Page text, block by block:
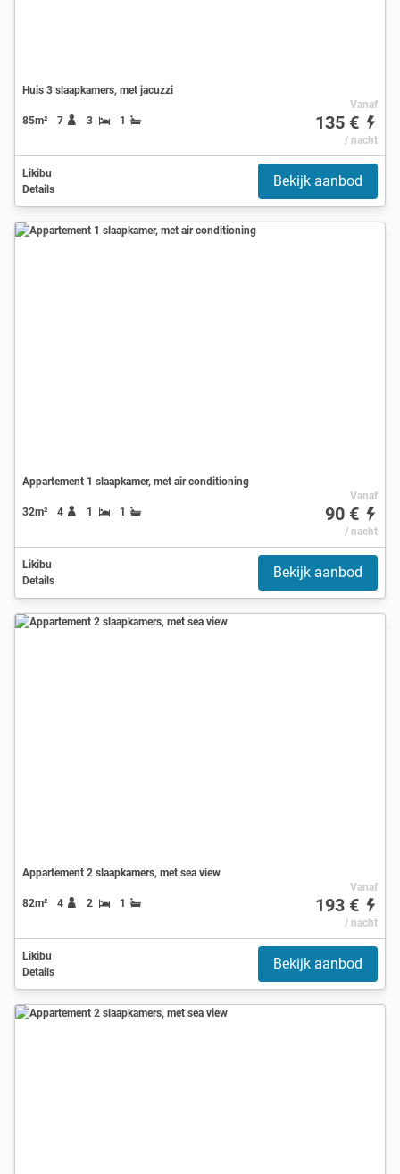
Huis 3 slaapkamers, met jacuzzi
85m² 7 3 1
Vanaf
135 €
/ nacht
Likibu
Details
Bekijk aanbod
Appartement 1 slaapkamer, met air conditioning
32m² 4 1 1
Vanaf
90 €
/ nacht
Likibu
Details
Bekijk aanbod
Appartement 2 slaapkamers, met sea view
82m² 4 2 1
Vanaf
193 €
/ nacht
Likibu
Details
Bekijk aanbod